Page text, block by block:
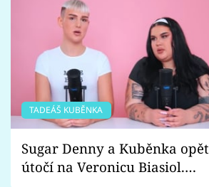
TADEÁŠ KUBĚNKA
Sugar Denny a Kuběnka opět
útočí na Veronicu Biasiol.